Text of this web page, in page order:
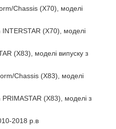
Chassis (X70), моделі
(X70), моделі
(X83), моделі випуску з
Chassis (X83), моделі
(X83), моделі з
2018 р.в